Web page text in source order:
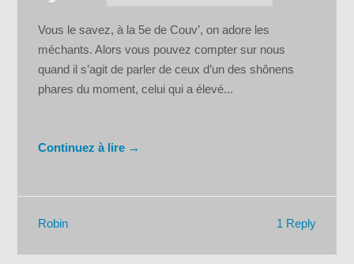
Vous le savez, à la 5e de Couv’, on adore les
méchants. Alors vous pouvez compter sur nous
quand il s’agit de parler de ceux d’un des shônens
phares du moment, celui qui a élevé...
Continuez à lire →
1 Reply
Robin